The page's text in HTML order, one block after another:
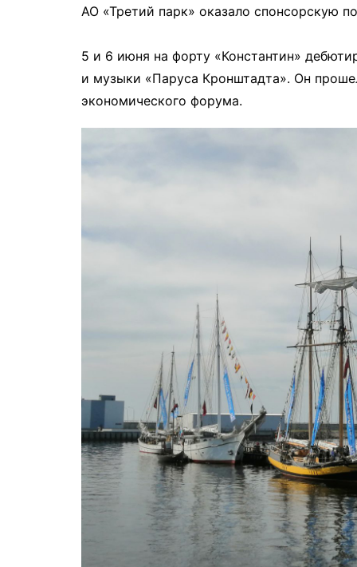
АО «Третий парк» оказало спонсорскую
5 и 6 июня на форту «Константин»
и музыки «Паруса Кронштадта». Он
экономического форума.